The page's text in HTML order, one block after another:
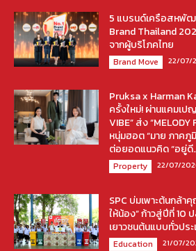
5 แบรนด์เครือสหพัฒ
Brand Thailand
จากผู้บริโภคไทย
Brand Move 22/07/
Pruksa x Harman
ครั้งใหม่! ผ่านแคมเปญ
VIBE” ส่ง “MELODY
หนุ่มฮอต “มาย ภาคภู
ต่อยอดแนวคิด “อยู่ดี
Property 22/07/
SPC บ่มเพาะต้นกล้
ให้น้อง” ก้าวสู่ปีที่ 10
เยาวชนต้นแบบทั่วประ
Education 21/07/